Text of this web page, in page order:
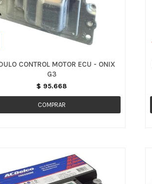
CONTROL MOTOR ECU - ONIX
G3
$ 95.668